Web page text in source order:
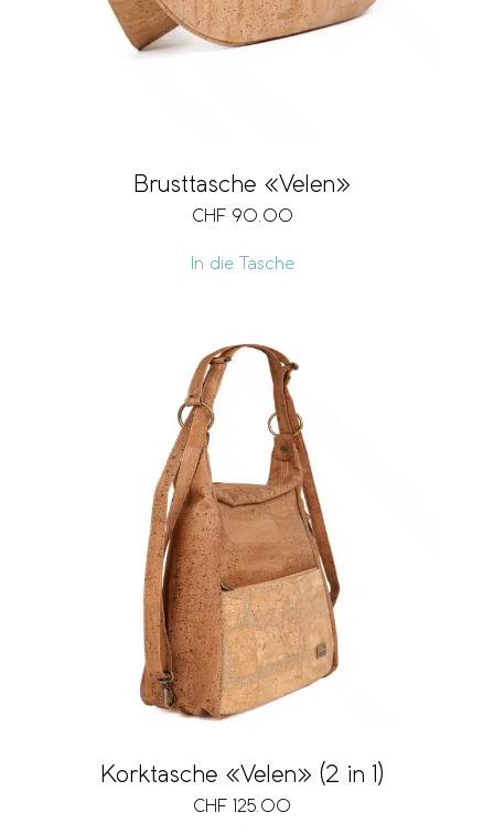
Brusttasche «Velen»
CHF 90.00
In die Tasche
Korktasche «Velen» (2 in 1)
CHF 125.00